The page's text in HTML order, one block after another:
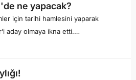
ne yapacak?
için tarihi hamlesini yaparak
aday olmaya ikna etti.…